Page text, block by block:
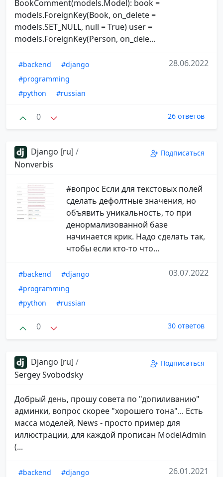
BookComment(models.Model): book =
models.ForeignKey(Book, on_delete =
models.SET_NULL, null = True) user =
models.ForeignKey(Person, on_dele...
#backend
#django
#programming
#python
#russian
28.06.2022
0 26 ответов
Django [ru] /
Nonverbis
Подписаться
#вопрос Если для текстовых полей
сделать дефолтные значения, но
объявить уникальность, то при
денормализованной базе
начинается крик. Надо сделать так,
чтобы если кто-то что...
#backend
#django
#programming
#python
#russian
03.07.2022
0 30 ответов
Django [ru] /
Sergey Svobodsky
Подписаться
Добрый день, прошу совета по "допиливанию"
админки, вопрос скорее "хорошего тона"... Есть
масса моделей, News - просто пример для
иллюстрации, для каждой прописан ModelAdmin
(...
#backend #django 26.01.2021